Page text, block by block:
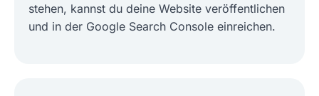
stehen, kannst du deine Website veröffentlichen
und in der Google Search Console einreichen.